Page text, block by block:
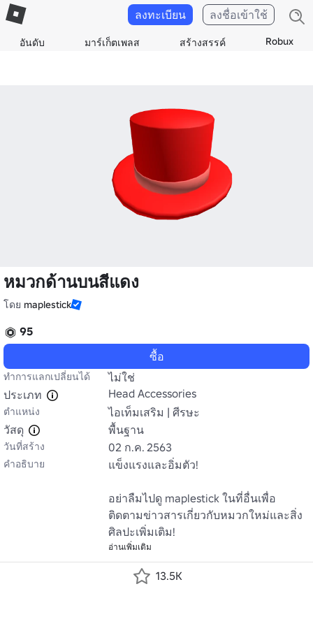
อันดับ มาร์เก็ตเพลส สร้างสรรค์ Robux
ลงทะเบียน ลงชื่อเข้าใช้
หมวกด้านบนสีแดง
โดย maplestick
95
ซื้อ
ทำการแลกเปลี่ยนได้
ไม่ใช่
ประเภท
Head Accessories
ตำแหน่ง
ไอเท็มเสริม | ศีรษะ
วัสดุ
พื้นฐาน
วันที่สร้าง 02 ก.ค. 2563
คำอธิบาย แข็งแรงและอิ่มตัว!
อย่าลืมไปดู maplestick ในที่อื่นเพื่อ
ติดตามข่าวสารเกี่ยวกับหมวกใหม่และสิ่ง
ศิลปะเพิ่มเติม!
อ่านเพิ่มเติม
13.5K